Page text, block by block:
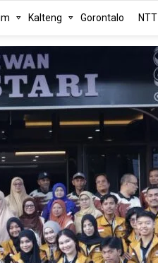
Kalteng Gorontalo NTT